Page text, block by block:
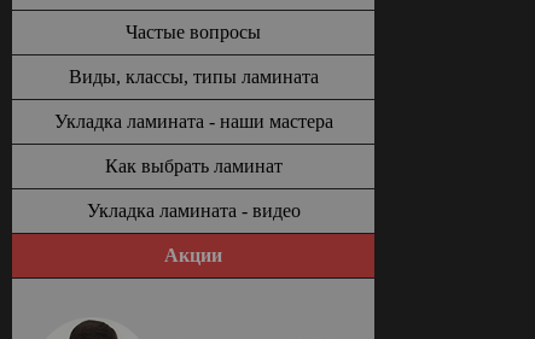
Частые вопросы
Виды, классы, типы ламината
Укладка ламината - наши мастера
Как выбрать ламинат
Укладка ламината - видео
Акции